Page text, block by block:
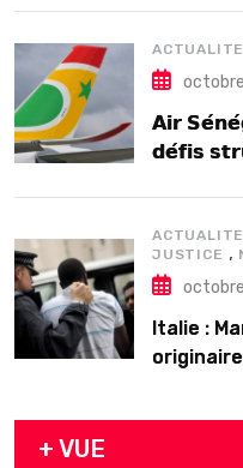
ACTUALITE
𝗔𝗶𝗿
𝗱𝗲́𝗳𝗶𝘀
ACTUALITE
JUSTICE ,
Italie :
+ VUE